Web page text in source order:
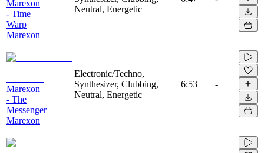
Marexon
- Time
Warp
Marexon
Neutral, Energetic
Marexon
- The
Messenger
Marexon
Electronic/Techno,
Synthesizer, Clubbing,
Neutral, Energetic
6:53 -